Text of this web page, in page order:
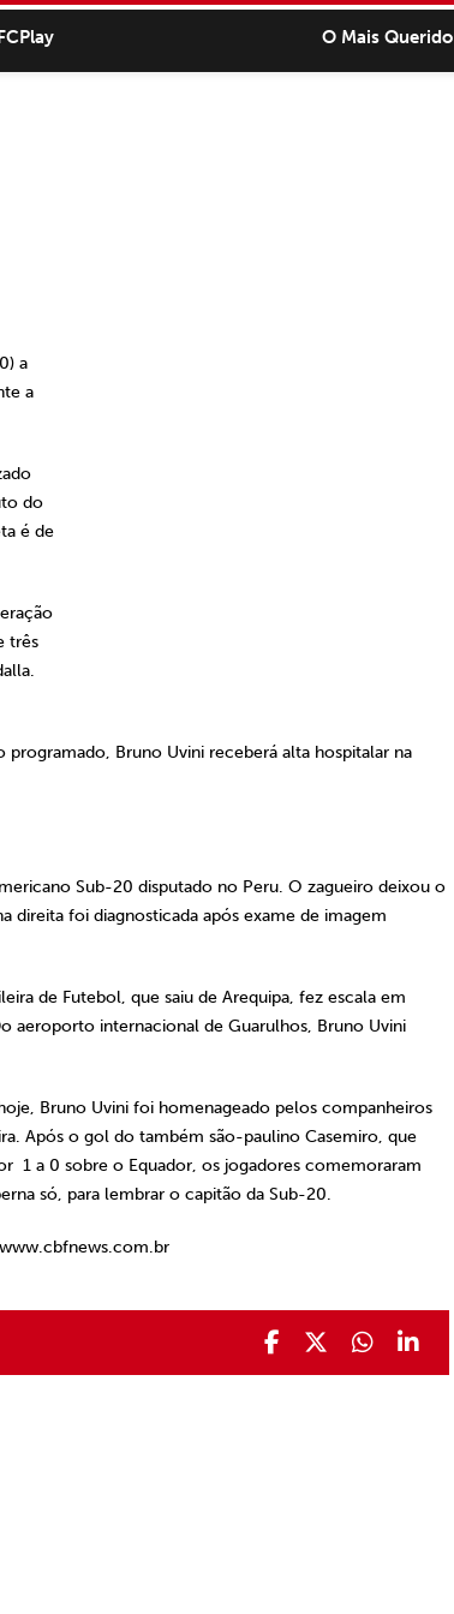
O Mais Querido
a
a
do
é de
três
explica o Dr. Abdalla.
Bruno Uvini receberá alta hospitalar na
Sub-20 disputado no Peru. O zagueiro deixou o
foi diagnosticada após exame de imagem
de Futebol, que saiu de Arequipa, fez escala em
aeroporto internacional de Guarulhos, Bruno Uvini
Bruno Uvini foi homenageado pelos companheiros
Após o gol do também são-paulino Casemiro, que
1 a 0 sobre o Equador, os jogadores comemoraram
só, para lembrar o capitão da Sub-20.